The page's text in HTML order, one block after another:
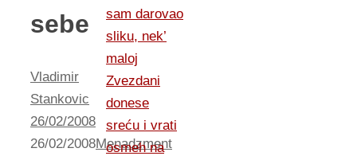
sebe
Vladimir
Stankovic
26/02/2008
26/02/2008Menadzment
sam darovao
sliku, nek’
maloj
Zvezdani
donese
sreću i vrati
osmeh na